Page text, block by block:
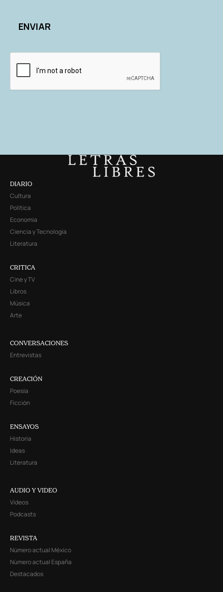
DIARIO
Cultura
Política
Economía
Ciencia y Tecnología
Literatura
CRITICA
Cine y TV
Libros
Música
Arte
CONVERSACIONES
Entrevistas
CREACIÓN
Poesía
Ficción
ENSAYOS
Historia
Ideas
Literatura
AUDIO Y VIDEO
Videos
Podcasts
REVISTA
Número actual México
Número actual España
Destacados